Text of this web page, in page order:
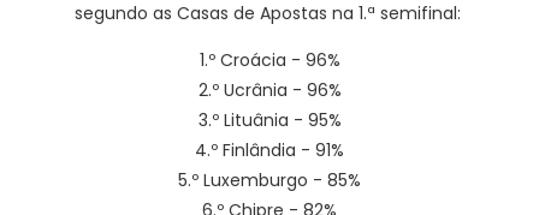
segundo as Casas de Apostas na 1.ª semifinal:
1.º Croácia - 96%
2.º Ucrânia - 96%
3.º Lituânia - 95%
4.º Finlândia - 91%
5.º Luxemburgo - 85%